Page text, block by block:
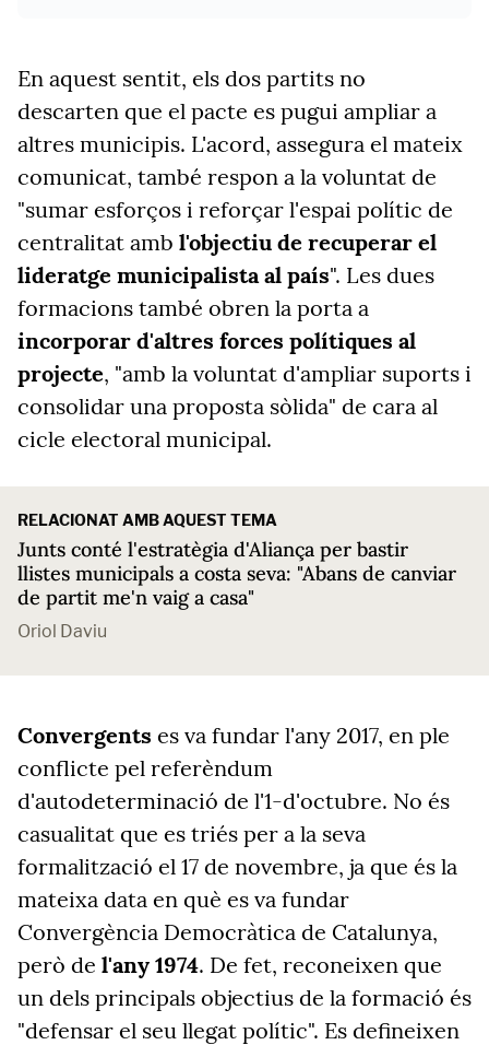
En aquest sentit, els dos partits no
descarten que el pacte es pugui ampliar a
altres municipis. L'acord, assegura el mateix
comunicat, també respon a la voluntat de
"sumar esforços i reforçar l'espai polític de
centralitat amb l'objectiu de recuperar el
lideratge municipalista al país". Les dues
formacions també obren la porta a
incorporar d'altres forces polítiques al
projecte, "amb la voluntat d'ampliar suports i
consolidar una proposta sòlida" de cara al
cicle electoral municipal.
RELACIONAT AMB AQUEST TEMA
Junts conté l'estratègia d'Aliança per bastir
llistes municipals a costa seva: "Abans de canviar
de partit me'n vaig a casa"
Oriol Daviu
Convergents es va fundar l'any 2017, en ple
conflicte pel referèndum
d'autodeterminació de l'1-d'octubre. No és
casualitat que es triés per a la seva
formalització el 17 de novembre, ja que és la
mateixa data en què es va fundar
Convergència Democràtica de Catalunya,
però de l'any 1974. De fet, reconeixen que
un dels principals objectius de la formació és
"defensar el seu llegat polític". Es defineixen